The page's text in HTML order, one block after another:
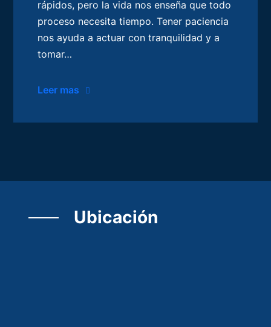
rápidos, pero la vida nos enseña que todo
proceso necesita tiempo. Tener paciencia
nos ayuda a actuar con tranquilidad y a
tomar…
Leer mas
Ubicación